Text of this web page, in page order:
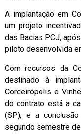
A implantação em
um projeto
das Bacias PCJ,
piloto desenvolvida
Com recursos da
destinado à
Cordeirópolis e
do contrato está a
(SP), e a
segundo semestre